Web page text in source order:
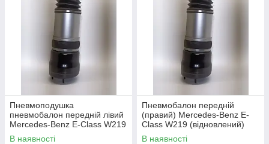
Пневмоподушка
пневмобалон передній лівий
Mercedes-Benz E-Class W219
(відновлений)
В наявності
Пневмобалон передній
(правий) Mercedes-Benz E-
Class W219 (відновлений)
В наявності